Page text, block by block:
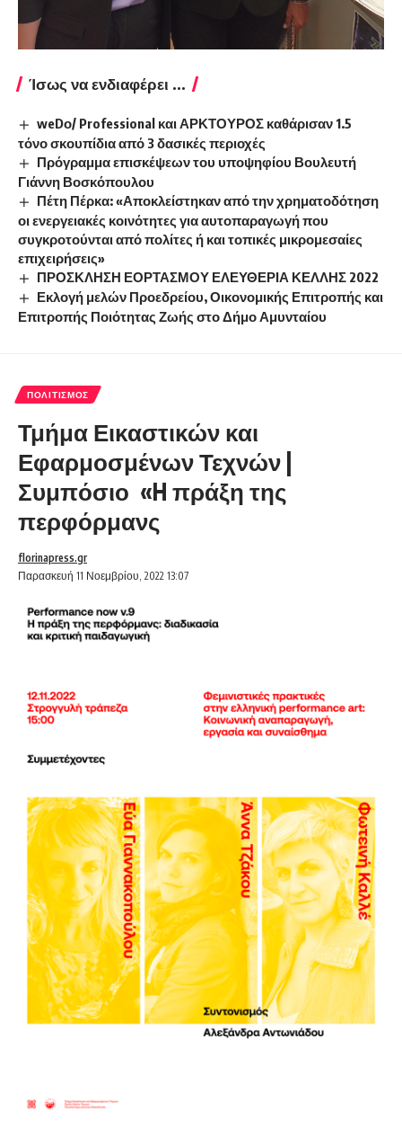
Ίσως να ενδιαφέρει ...
weDο/ Professional και ΑΡΚΤΟΥΡΟΣ καθάρισαν 1.5
τόνο σκουπίδια από 3 δασικές περιοχές
Πρόγραμμα επισκέψεων του υποψηφίου Βουλευτή
Γιάννη Βοσκόπουλου
Πέτη Πέρκα: «Αποκλείστηκαν από την χρηματοδότηση
οι ενεργειακές κοινότητες για αυτοπαραγωγή που
συγκροτούνται από πολίτες ή και τοπικές μικρομεσαίες
επιχειρήσεις»
ΠΡΟΣΚΛΗΣΗ ΕΟΡΤΑΣΜΟΥ ΕΛΕΥΘΕΡΙΑ ΚΕΛΛΗΣ 2022
Εκλογή μελών Προεδρείου, Οικονομικής Επιτροπής και
Επιτροπής Ποιότητας Ζωής στο Δήμο Αμυνταίου
ΠΟΛΙΤΙΣΜΌΣ
Τμήμα Εικαστικών και
Εφαρμοσμένων Τεχνών |
Συμπόσιο «H πράξη της
περφόρμανς
Παρασκευή 11 Νοεμβρίου, 2022 13:07
florinapress.gr